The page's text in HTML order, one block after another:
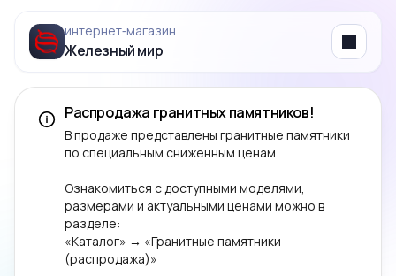
интернет‑магазин
Железный мир Menu
Распродажа гранитных памятников!
В продаже представлены гранитные памятники
по специальным сниженным ценам.
Ознакомиться с доступными моделями,
размерами и актуальными ценами можно в
разделе:
«Каталог» → «Гранитные памятники
(распродажа)»